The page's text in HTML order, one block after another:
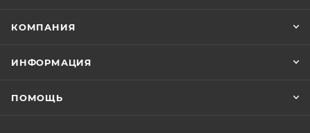
КОМПАНИЯ
ИНФОРМАЦИЯ
ПОМОЩЬ